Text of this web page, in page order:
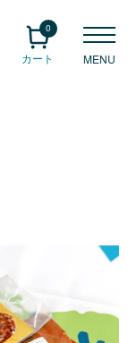
カート
0
MENU